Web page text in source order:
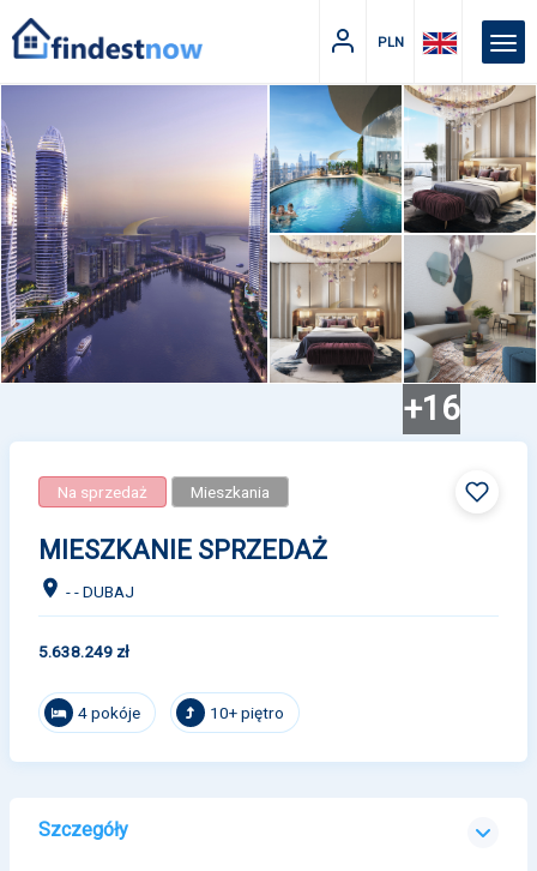
PLN
+16
Na sprzedaż Mieszkania
MIESZKANIE SPRZEDAŻ
- - DUBAJ
5.638.249 zł
4 pokóje 10+ piętro
Szczegóły